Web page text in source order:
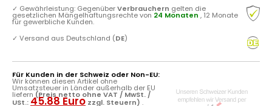
✓ Gewährleistung: GegenüberVerbrauchern gelten die
gesetzlichen Mängelhaftungsrechte von 24 Monaten , 12 Monate
für gewerbliche Kunden.
✓ Versand aus Deutschland (DE)
Für Kunden in der Schweiz oder Non-EU:
Wir können diesen Artikel ohne
Umsatzsteuer in Länder außerhalb der EU
liefern (Preis netto ohne VAT / MwSt. /
USt.: 45.88 Euro zzgl. Steuern) .